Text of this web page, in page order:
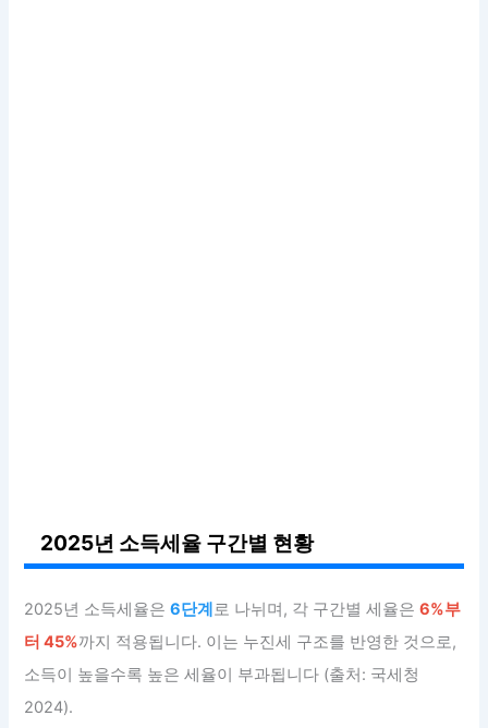
2025년 소득세율 구간별 현황
2025년 소득세율은6단계로 나뉘며, 각 구간별 세율은6%부
터 45%까지 적용됩니다. 이는 누진세 구조를 반영한 것으로,
소득이 높을수록 높은 세율이 부과됩니다 (출처: 국세청
2024).